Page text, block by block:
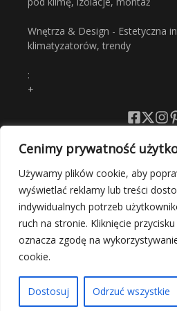
Cenimy prywatność
Używamy plików cookie, aby
wyświetlać reklamy lub treści
indywidualnych potrzeb
ruch na stronie. Kliknięcie
oznacza zgodę na
cookie.
Dostosuj Odrzuć wszystkie
Wnętrza & Design - Estetyczna
klimatyzatorów, trendy
:
+
Polityka Prywatności
Regulamin
Copyright © 2026 PerfectClima |
informacyjny X